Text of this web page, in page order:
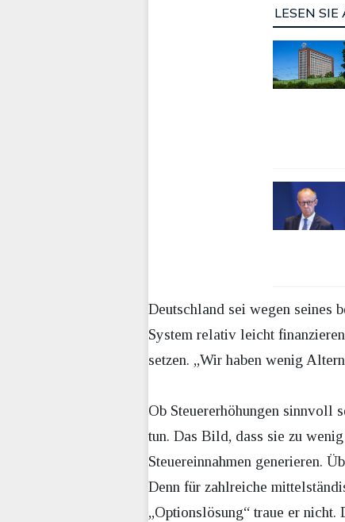
LESEN SIE
Deutschland sei wegen seines
System relativ leicht
setzen. „Wir haben wenig
Ob Steuererhöhungen sinnvoll
tun. Das Bild, dass sie zu
Steuereinnahmen generieren.
Denn für zahlreiche
„Optionslösung“ traue er